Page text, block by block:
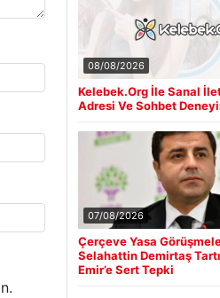
08/08/2026
Kelebek.Org İle Sanal
Adresi Ve Sohbet
07/08/2026
Çerçeve Yasa
Selahattin Demirtaş
Emir’e Sert Tepki